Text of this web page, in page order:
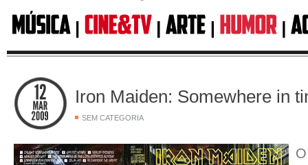
Iron Maiden: Somewhere in
SEM CATEGORIA